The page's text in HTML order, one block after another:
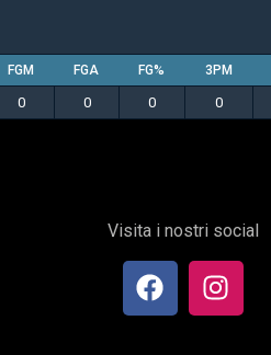
FGM FGA FG% 3PM
0 0 0 0
Visita i nostri social